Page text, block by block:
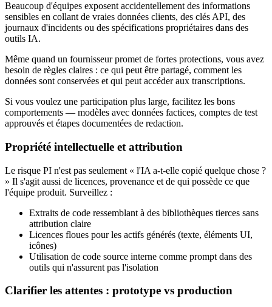
Beaucoup d'équipes exposent accidentellement des informations
sensibles en collant de vraies données clients, des clés API, des
journaux d'incidents ou des spécifications propriétaires dans des
outils IA.
Même quand un fournisseur promet de fortes protections, vous avez
besoin de règles claires : ce qui peut être partagé, comment les
données sont conservées et qui peut accéder aux transcriptions.
Si vous voulez une participation plus large, facilitez les bons
comportements — modèles avec données factices, comptes de test
approuvés et étapes documentées de redaction.
Propriété intellectuelle et attribution
Le risque PI n'est pas seulement « l'IA a-t-elle copié quelque chose ?
» Il s'agit aussi de licences, provenance et de qui possède ce que
l'équipe produit. Surveillez :
Extraits de code ressemblant à des bibliothèques tierces sans
attribution claire
Licences floues pour les actifs générés (texte, éléments UI,
icônes)
Utilisation de code source interne comme prompt dans des
outils qui n'assurent pas l'isolation
Clarifier les attentes : prototype vs production